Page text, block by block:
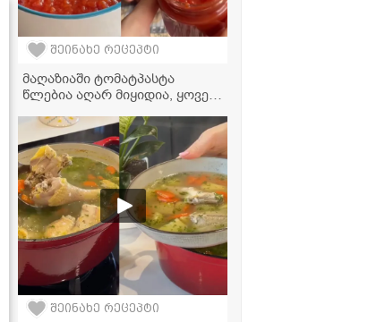
შეინახე რეცეპტი
მაღაზიაში ტომატპასტა
წლებია აღარ მიყიდია, ყოველ
ზამთრისთვის! - ნაცადი
რეცეპტი
შეინახე რეცეპტი